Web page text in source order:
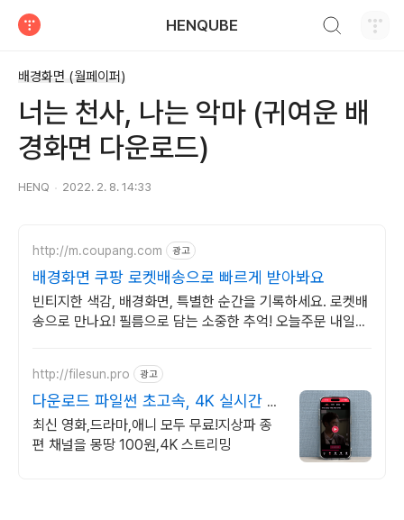
HENQUBE
배경화면 (월페이퍼)
너는 천사, 나는 악마 (귀여운 배
경화면 다운로드)
HENQ 2022. 2. 8. 14:33
http://m.coupang.com 광고
배경화면 쿠팡 로켓배송으로 빠르게 받아봐요
빈티지한 색감, 배경화면, 특별한 순간을 기록하세요. 로켓배
송으로 만나요! 필름으로 담는 소중한 추억! 오늘주문 내일도
http://filesun.pro 광고
다운로드 파일썬 초고속, 4K 실시간 보
기!
최신 영화,드라마,애니 모두 무료!지상파 종
편 채널을 몽땅 100원,4K 스트리밍